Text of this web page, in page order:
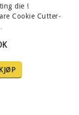
die !
Cookie Cutter-
KJØP